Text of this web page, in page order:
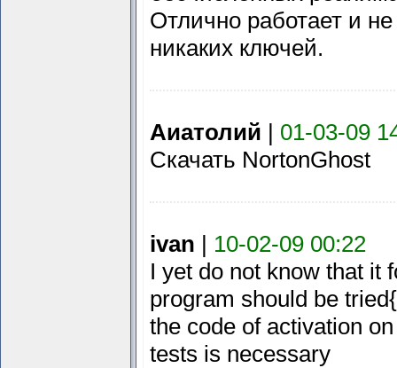
Отлично работает и
никаких ключей.
Аиатолий | 01-03-09
Скачать NortonGhost
ivan | 10-02-09 00:22
I yet do not know that it
program should be
the code of activation
tests is necessary